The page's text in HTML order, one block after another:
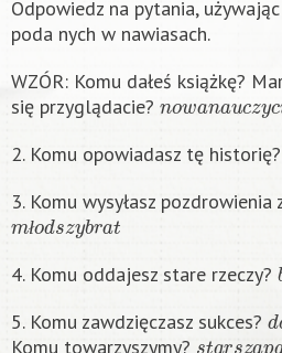
Odpowiedz na pytania,
poda nych w nawiasach.
WZÓR: Komu dałeś książkę?
się przyglądacie? n owanauc zyci
2. Komu opowiadasz tę historię?
3. Komu wysyłasz pozdrowienia
ł
m łodszy brat
4. Komu oddajesz stare rzeczy? b
5. Komu zawdzięczasz sukces? d
Komu towarzyszymy? starsza pa